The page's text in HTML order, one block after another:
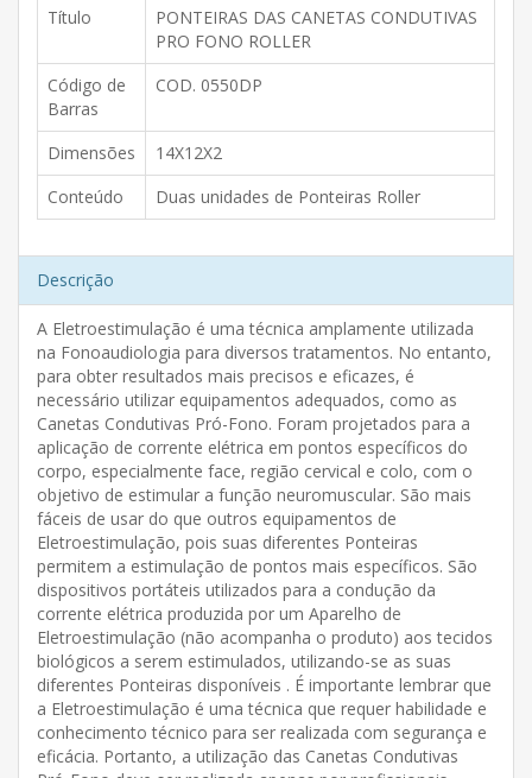
Título
PONTEIRAS DAS CANETAS CONDUTIVAS
PRO FONO ROLLER
Código de
Barras
COD. 0550DP
Dimensões
14X12X2
Conteúdo
Duas unidades de Ponteiras Roller
Descrição
A Eletroestimulação é uma técnica amplamente utilizada
na Fonoaudiologia para diversos tratamentos. No entanto,
para obter resultados mais precisos e eficazes, é
necessário utilizar equipamentos adequados, como as
Canetas Condutivas Pró-Fono. Foram projetados para a
aplicação de corrente elétrica em pontos específicos do
corpo, especialmente face, região cervical e colo, com o
objetivo de estimular a função neuromuscular. São mais
fáceis de usar do que outros equipamentos de
Eletroestimulação, pois suas diferentes Ponteiras
permitem a estimulação de pontos mais específicos. São
dispositivos portáteis utilizados para a condução da
corrente elétrica produzida por um Aparelho de
Eletroestimulação (não acompanha o produto) aos tecidos
biológicos a serem estimulados, utilizando-se as suas
diferentes Ponteiras disponíveis . É importante lembrar que
a Eletroestimulação é uma técnica que requer habilidade e
conhecimento técnico para ser realizada com segurança e
eficácia. Portanto, a utilização das Canetas Condutivas